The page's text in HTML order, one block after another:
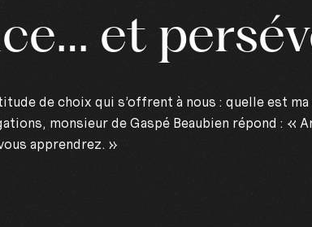
et
de choix qui s’offrent à nous : quelle est ma
monsieur de Gaspé Beaubien répond : «
apprendrez. »